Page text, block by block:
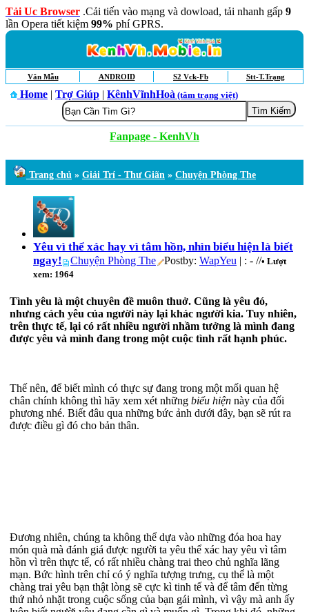
Tải Uc Browser .Cải tiến vào mạng và dowload, tải nhanh gấp 9
lần Opera tiết kiệm 99% phí GPRS.
Văn Mẫu ANDROID S2 Vck-Fb Stt-T.Trạng
Home | Trợ Giúp | KênhVĩnhHoà (tâm trạng việt)
Fanpage - KenhVh
Trang chủ » Giải Trí - Thư Giãn » Chuyện Phòng The
Yêu vì thể xác hay vì tâm hồn, nhìn biểu hiện là biết
ngay!
Chuyện Phòng The Postby: WapYeu | : - //• Lượt
xem: 1964
Tình yêu là một chuyên đề muôn thuở. Cũng là yêu đó,
nhưng cách yêu của người này lại khác người kia. Tuy nhiên,
trên thực tế, lại có rất nhiều người nhầm tưởng là mình đang
được yêu và mình đang trong một cuộc tình rất hạnh phúc.
Thế nên, để biết mình có thực sự đang trong một mối quan hệ
chân chính không thì hãy xem xét những biểu hiện này của đối
phương nhé. Biết đâu qua những bức ảnh dưới đây, bạn sẽ rút ra
được điều gì đó cho bản thân.
Đương nhiên, chúng ta không thể dựa vào những đóa hoa hay
món quà mà đánh giá được người ta yêu thể xác hay yêu vì tâm
hồn vì trên thực tế, có rất nhiều chàng trai theo chủ nghĩa lãng
mạn. Bức hình trên chỉ có ý nghĩa tượng trưng, cụ thể là một
chàng trai yêu bạn thật lòng sẽ cực kì tinh tế và để tâm đến từng
thứ nhỏ nhặt trong cuộc sống của bạn gái mình, vì vậy mà anh ấy